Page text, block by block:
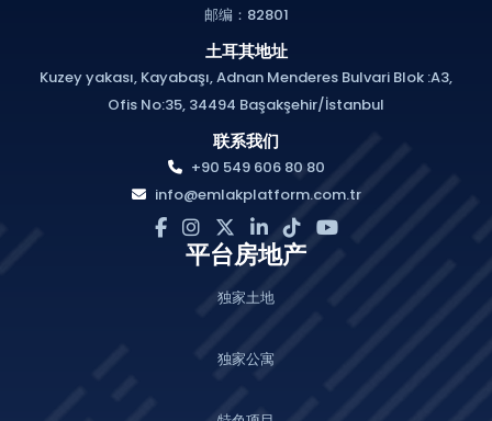
邮编：82801
土耳其地址
Kuzey yakası, Kayabaşı, Adnan Menderes Bulvari Blok :A3,
Ofis No:35, 34494 Başakşehir/İstanbul
联系我们
+90 549 606 80 80
info@emlakplatform.com.tr
平台房地产
独家土地
独家公寓